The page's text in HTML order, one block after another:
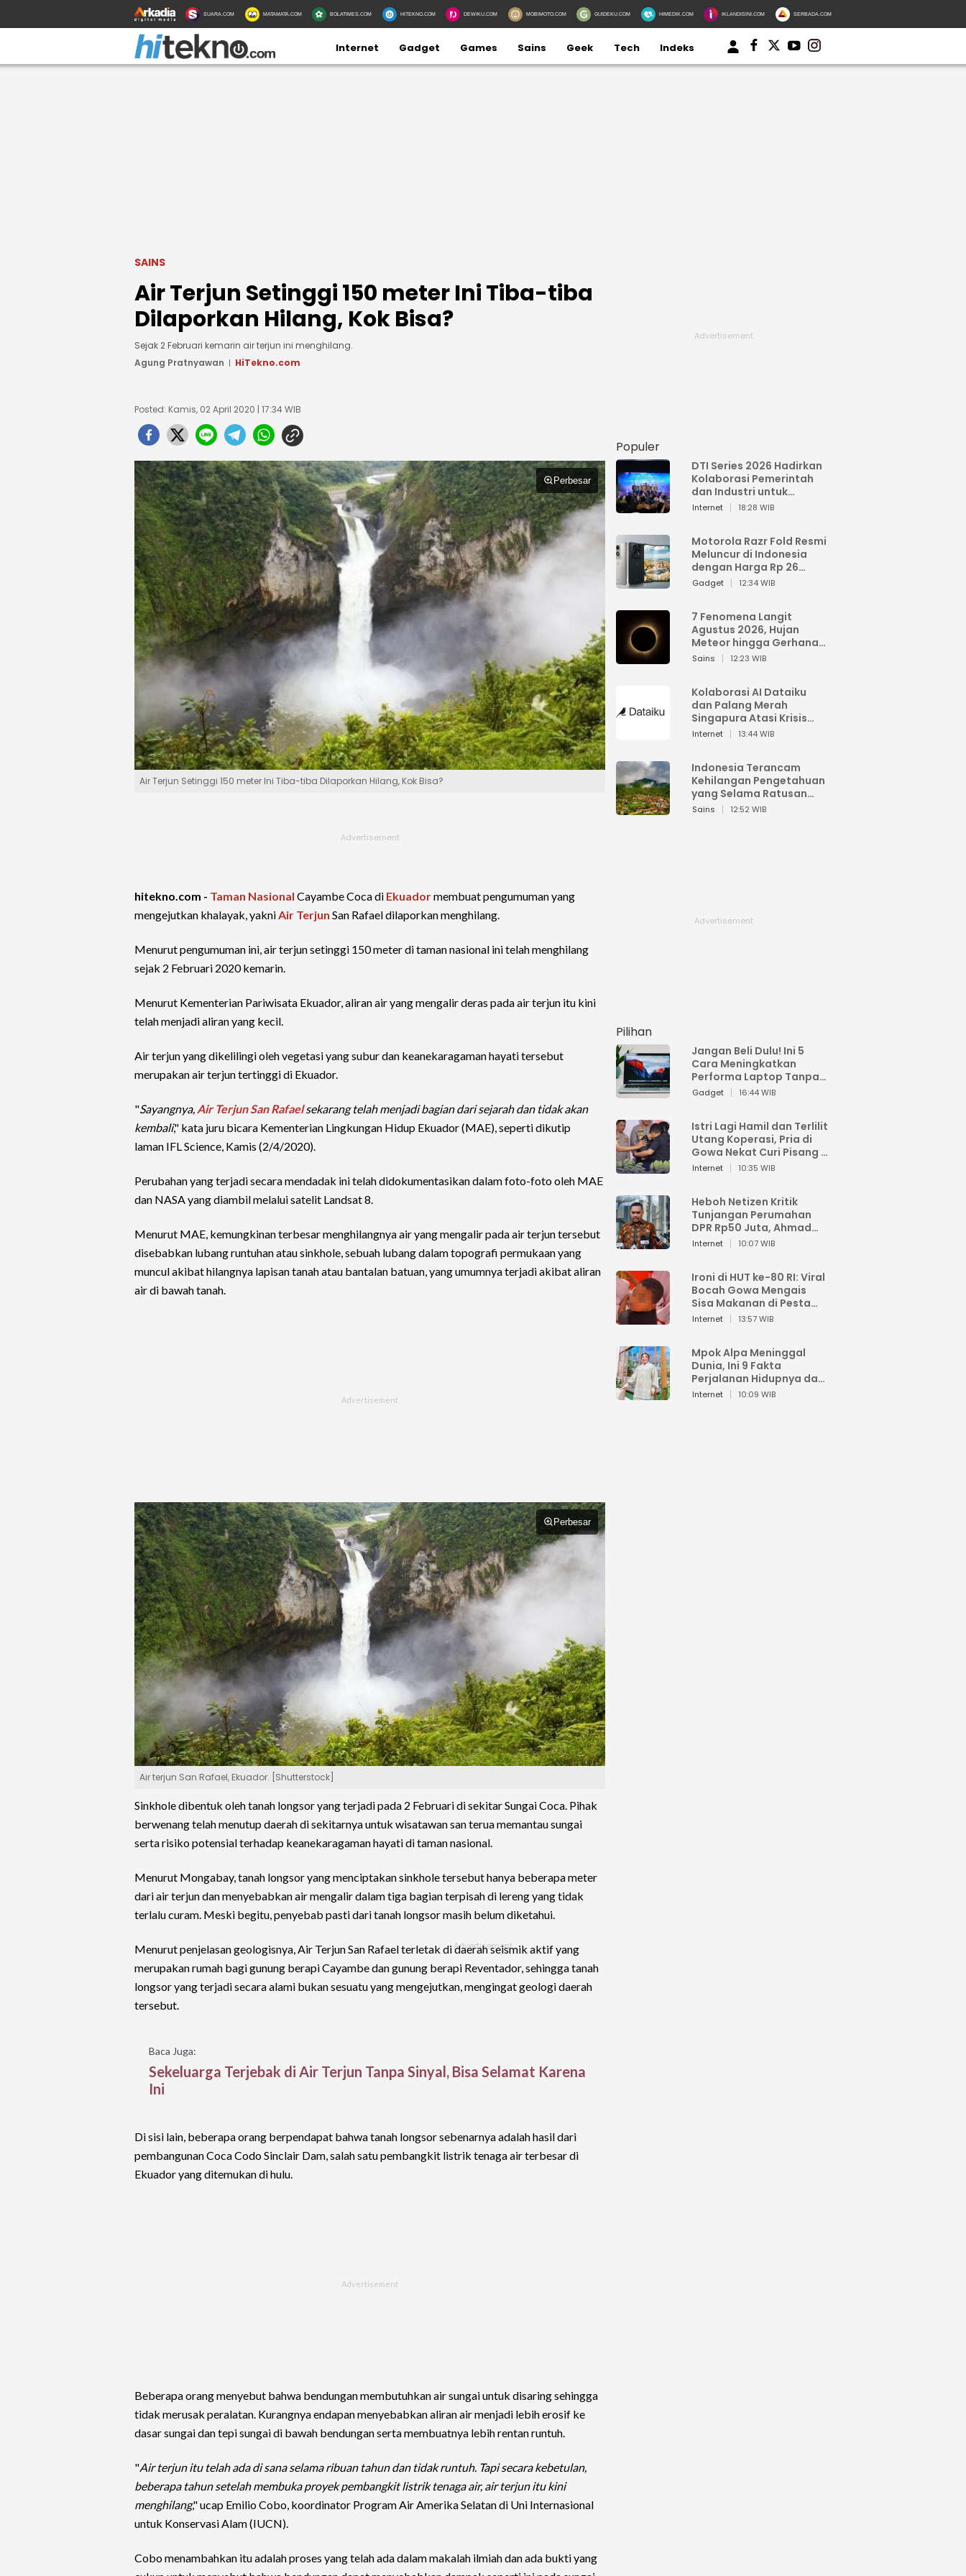
SUARA.COM MATAMATA.COM BOLATIMES.COM HITEKNO.COM DEWIKU.COM MOBIMOTO.COM GUIDEKU.COM HIMEDIK.COM IKLANDISINI.COM SERBADA.COM
Internet Gadget Games Sains Geek Tech Indeks
SAINS
Air Terjun Setinggi 150 meter Ini Tiba-tiba
Dilaporkan Hilang, Kok Bisa?
Sejak 2 Februari kemarin air terjun ini menghilang.
Agung Pratnyawan
HiTekno.com
Posted: Kamis, 02 April 2020 | 17:34 WIB
Perbesar
Air Terjun Setinggi 150 meter Ini Tiba-tiba Dilaporkan Hilang, Kok Bisa?
hitekno.com - Taman Nasional Cayambe Coca di Ekuadormembuat pengumuman yang
mengejutkan khalayak, yakniAir Terjun San Rafael dilaporkan menghilang.
Menurut pengumuman ini, air terjun setinggi 150 meter di taman nasional ini telah menghilang
sejak 2 Februari 2020 kemarin.
Menurut Kementerian Pariwisata Ekuador, aliran air yang mengalir deras pada air terjun itu kini
telah menjadi aliran yang kecil.
Air terjun yang dikelilingi oleh vegetasi yang subur dan keanekaragaman hayati tersebut
merupakan air terjun tertinggi di Ekuador.
"Sayangnya, Air Terjun San Rafaelsekarang telah menjadi bagian dari sejarah dan tidak akan
kembali," kata juru bicara Kementerian Lingkungan Hidup Ekuador (MAE), seperti dikutip
laman IFL Science, Kamis (2/4/2020).
Perubahan yang terjadi secara mendadak ini telah didokumentasikan dalam foto-foto oleh MAE
dan NASA yang diambil melalui satelit Landsat 8.
Menurut MAE, kemungkinan terbesar menghilangnya air yang mengalir pada air terjun tersebut
disebabkan lubang runtuhan atau sinkhole, sebuah lubang dalam topografi permukaan yang
muncul akibat hilangnya lapisan tanah atau bantalan batuan, yang umumnya terjadi akibat aliran
air di bawah tanah.
Perbesar
Air terjun San Rafael, Ekuador. [Shutterstock]
Sinkhole dibentuk oleh tanah longsor yang terjadi pada 2 Februari di sekitar Sungai Coca. Pihak
berwenang telah menutup daerah di sekitarnya untuk wisatawan san terua memantau sungai
serta risiko potensial terhadap keanekaragaman hayati di taman nasional.
Menurut Mongabay, tanah longsor yang menciptakan sinkhole tersebut hanya beberapa meter
dari air terjun dan menyebabkan air mengalir dalam tiga bagian terpisah di lereng yang tidak
terlalu curam. Meski begitu, penyebab pasti dari tanah longsor masih belum diketahui.
Menurut penjelasan geologisnya, Air Terjun San Rafael terletak di daerah seismik aktif yang
merupakan rumah bagi gunung berapi Cayambe dan gunung berapi Reventador, sehingga tanah
longsor yang terjadi secara alami bukan sesuatu yang mengejutkan, mengingat geologi daerah
tersebut.
Baca Juga:
Sekeluarga Terjebak di Air Terjun Tanpa Sinyal, Bisa Selamat Karena
Ini
Di sisi lain, beberapa orang berpendapat bahwa tanah longsor sebenarnya adalah hasil dari
pembangunan Coca Codo Sinclair Dam, salah satu pembangkit listrik tenaga air terbesar di
Ekuador yang ditemukan di hulu.
Beberapa orang menyebut bahwa bendungan membutuhkan air sungai untuk disaring sehingga
tidak merusak peralatan. Kurangnya endapan menyebabkan aliran air menjadi lebih erosif ke
dasar sungai dan tepi sungai di bawah bendungan serta membuatnya lebih rentan runtuh.
"Air terjun itu telah ada di sana selama ribuan tahun dan tidak runtuh. Tapi secara kebetulan,
beberapa tahun setelah membuka proyek pembangkit listrik tenaga air, air terjun itu kini
menghilang," ucap Emilio Cobo, koordinator Program Air Amerika Selatan di Uni Internasional
untuk Konservasi Alam (IUCN).
Cobo menambahkan itu adalah proses yang telah ada dalam makalah ilmiah dan ada bukti yang
Populer
DTI Series 2026 Hadirkan
Kolaborasi Pemerintah
dan Industri untuk
Percepatan
Internet 18:28 WIB
Motorola Razr Fold Resmi
Meluncur di Indonesia
dengan Harga Rp 26
Jutaan
Gadget 12:34 WIB
7 Fenomena Langit
Agustus 2026, Hujan
Meteor hingga Gerhana
Matahari
Sains 12:23 WIB
Kolaborasi AI Dataiku
dan Palang Merah
Singapura Atasi Krisis
Bencana
Internet 13:44 WIB
Indonesia Terancam
Kehilangan Pengetahuan
yang Selama Ratusan
Tahun Menjaga Alam
Sains 12:52 WIB
Pilihan
Jangan Beli Dulu! Ini 5
Cara Meningkatkan
Performa Laptop Tanpa
Harus Beli Baru
Gadget 16:44 WIB
Istri Lagi Hamil dan Terlilit
Utang Koperasi, Pria di
Gowa Nekat Curi Pisang 4
Tandan Milik Tetangga,
Internet 10:35 WIB
Heboh Netizen Kritik
Tunjangan Perumahan
DPR Rp50 Juta, Ahmad
Sahroni: Enggak Senang
Internet 10:07 WIB
Ironi di HUT ke-80 RI: Viral
Bocah Gowa Mengais
Sisa Makanan di Pesta
Kemerdekaan
Internet 13:57 WIB
Mpok Alpa Meninggal
Dunia, Ini 9 Fakta
Perjalanan Hidupnya dari
Viral hingga Puncak
Internet 10:09 WIB